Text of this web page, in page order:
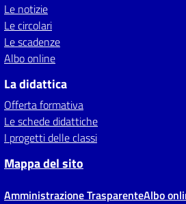
Le notizie
Le circolari
Le scadenze
Albo online
La didattica
Offerta formativa
Le schede didattiche
I progetti delle classi
Mappa del sito
Amministrazione TrasparenteAlbo